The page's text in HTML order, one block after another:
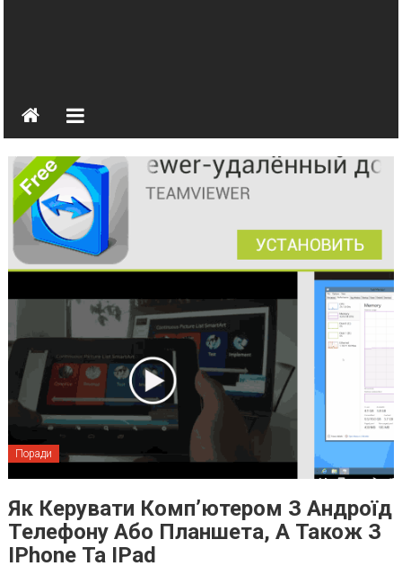
Поради
Як Керувати Комп’ютером З Андроїд
Телефону Або Планшета, А Також З
IPhone Та IPad